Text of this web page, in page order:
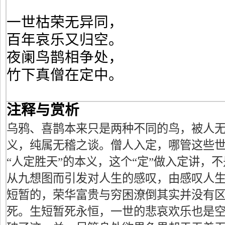
一世枯荣无异同，
百年哀乐又归空。
夜阑鸟鹊相争处，
竹下真僧在定中。
注释与赏析
乌鸦、喜鹊本来只是两种不同的鸟，被人
义，纯属无稽之谈。僧人入定，哪管这些
“人定胜天”的本义，这个“定”做入定讲，
从九想图而引发对人生的感叹，由感叹人
短暂的，荣华富贵与穷困潦倒其实并没有
死。生短暂死永恒，一世的悲哀欢乐也是